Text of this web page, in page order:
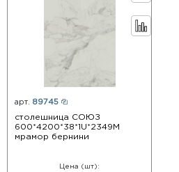
арт. 89745
столешница СОЮЗ
600*4200*38*1U*2349М
мрамор бернини
Цена (шт):